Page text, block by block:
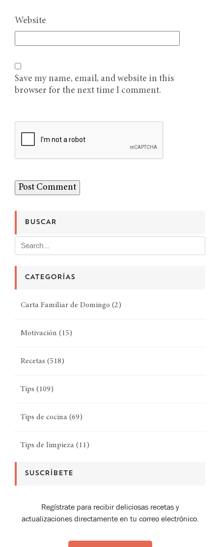
Website
Save my name, email, and website in this
browser for the next time I comment.
BUSCAR
CATEGORÍAS
Carta Familiar de Domingo (2)
Motivación (15)
Recetas (518)
Tips (109)
Tips de cocina (69)
Tips de limpieza (11)
SUSCRÍBETE
Regístrate para recibir deliciosas recetas y
actualizaciones directamente en tu correo electrónico.